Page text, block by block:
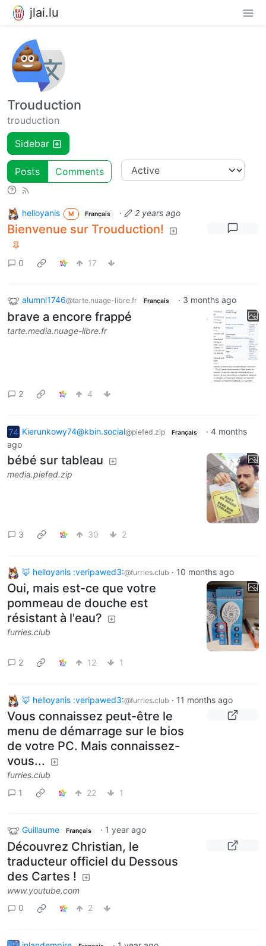
jlai.lu
Trouduction
trouduction
Sidebar
Posts Comments
helloyanis M Français · 2 years ago
Bienvenue sur Trouduction!
0 17
alumni1746@tarte.nuage-libre.fr Français · 3 months ago
brave a encore frappé
tarte.media.nuage-libre.fr
2 4
Kierunkowy74@kbin.social@piefed.zip Français · 4 months
ago
bébé sur tableau
media.piefed.zip
3 30 2
🦊 helloyanis :veripawed3:@furries.club · 10 months ago
Oui, mais est-ce que votre
pommeau de douche est
résistant à l'eau?
furries.club
2 12 1
🦊 helloyanis :veripawed3:@furries.club · 11 months ago
Vous connaissez peut-être le
menu de démarrage sur le bios
de votre PC. Mais connaissez-
vous...
furries.club
1
22 1
Guillaume Français · 1 year ago
Découvrez Christian, le
traducteur officiel du Dessous
des Cartes !
www.youtube.com
0
2